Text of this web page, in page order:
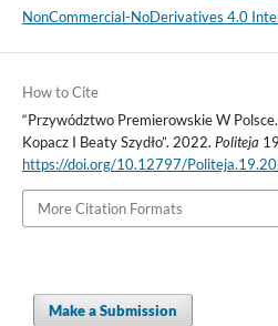
NonCommercial-NoDerivatives 4.0
How to Cite
“Przywództwo Premierowskie W
Kopacz I Beaty Szydło”. 2022. Politeja
https://doi.org/10.12797/
More Citation Formats
Make a Submission